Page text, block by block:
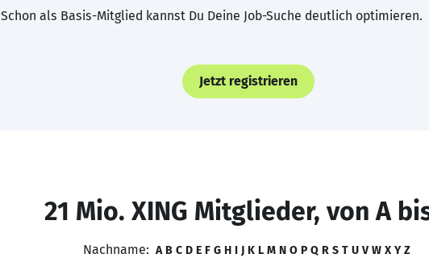
Schon als Basis-Mitglied kannst Du Deine Job-Suche deutlich optimieren.
Jetzt registrieren
21 Mio. XING Mitglieder, von A
Nachname: A B C D E F G H I J K L M N O P Q R S T U V W X Y Z